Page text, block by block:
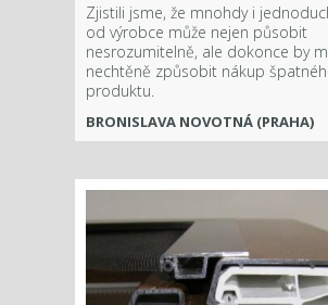
Zjistili jsme, že mnohdy i
od výrobce může nejen působit
nesrozumitelně, ale dokonce by
nechtěně způsobit nákup
produktu.
BRONISLAVA NOVOTNÁ (PRAHA)